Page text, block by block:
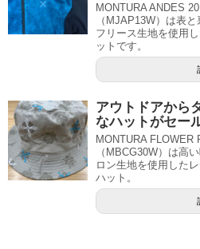
MONTURA ANDES
（MJAP13W）は表
フリース生地を使用
ットです。
アウトドアから
なハットがセー
MONTURA FLOWER
（MBCG30W）は高
ロン生地を使用した
ハット。